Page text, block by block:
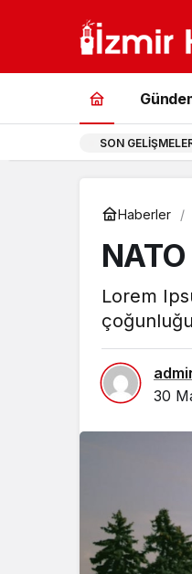
SON
Haberler
Lorem
30